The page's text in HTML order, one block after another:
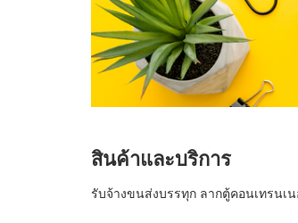
สินค้าและบริการ
รับจ้างขนส่งบรรทุก ลากตู้คอนเทรนเน